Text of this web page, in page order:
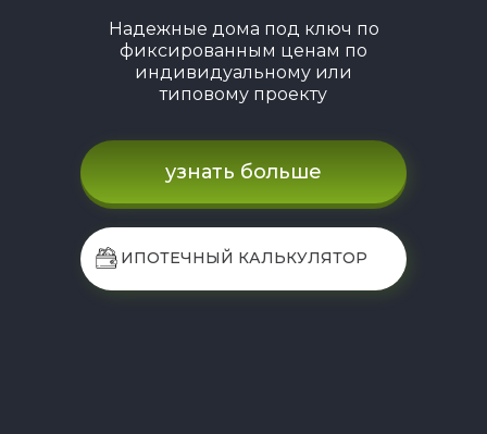
Надежные дома под ключ по
фиксированным ценам по
индивидуальному или
типовому проекту
узнать больше
ИПОТЕЧНЫЙ КАЛЬКУЛЯТОР